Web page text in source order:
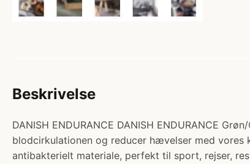
Beskrivelse
DANISH ENDURANCE DANISH ENDURANCE
blodcirkulationen og reducer hævelser med
antibakterielt materiale, perfekt til sport, rejser,